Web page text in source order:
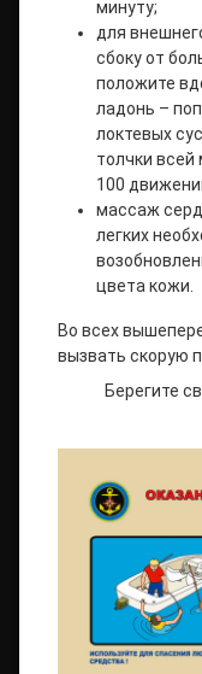
минуту;
для
сбоку от
положите
ладонь –
локтевых
толчки
100
массаж
легких
цвета кожи.
Во всех
вызвать скорую
Берегите